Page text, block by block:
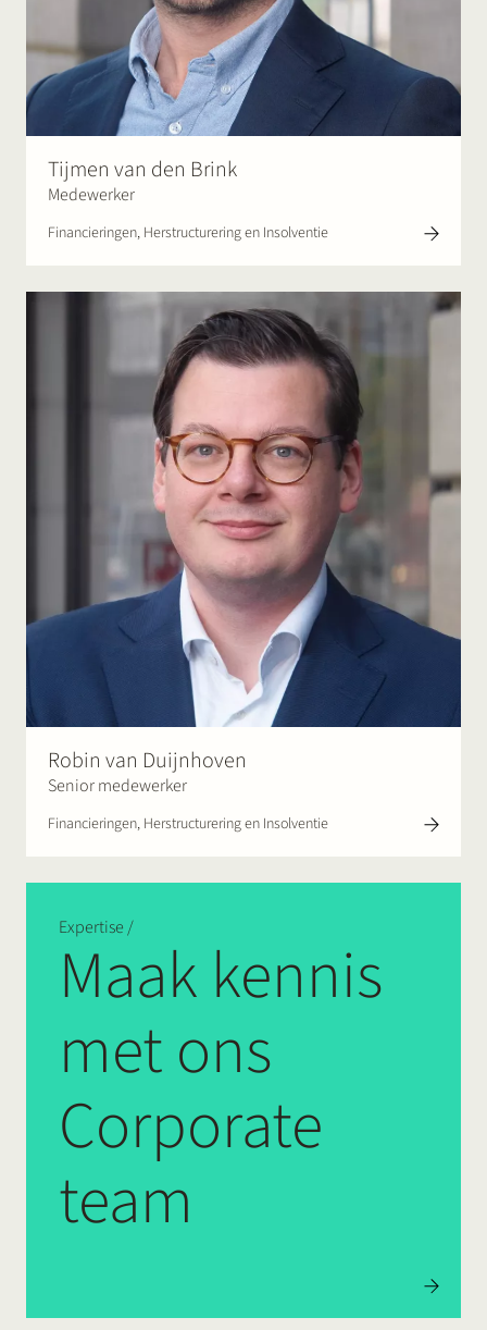
Tijmen van den Brink
Medewerker
Financieringen, Herstructurering en Insolventie
Robin van Duijnhoven
Senior medewerker
Financieringen, Herstructurering en Insolventie
Expertise /
Maak kennis
met ons
Corporate
team